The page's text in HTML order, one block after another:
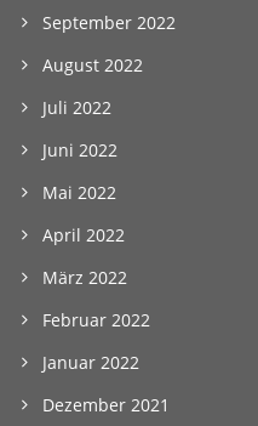
September 2022
August 2022
Juli 2022
Juni 2022
Mai 2022
April 2022
März 2022
Februar 2022
Januar 2022
Dezember 2021